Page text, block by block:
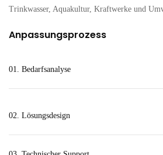
Trinkwasser, Aquakultur, Kraftwerke und
Anpassungsprozess
01. Bedarfsanalyse
02. Lösungsdesign